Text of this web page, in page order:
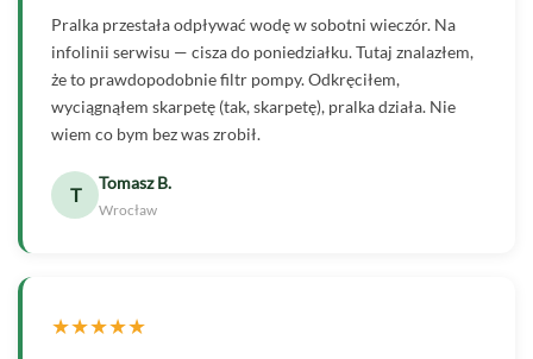
Pralka przestała odpływać wodę w sobotni wieczór. Na
infolinii serwisu — cisza do poniedziałku. Tutaj znalazłem,
że to prawdopodobnie filtr pompy. Odkręciłem,
wyciągnąłem skarpetę (tak, skarpetę), pralka działa. Nie
wiem co bym bez was zrobił.
T
Tomasz B.
Wrocław
★★★★★